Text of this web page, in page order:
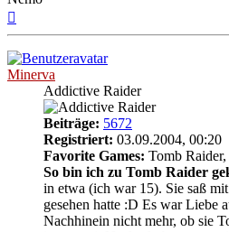
Minerva
Addictive Raider
Beiträge: 5672
Registriert: 03.09.2004, 00:20
Favorite Games: Tomb
So bin ich zu Tomb Raider
in etwa (ich war 15). Sie saß
gesehen hatte :D Es war
Nachhinein nicht mehr, ob sie